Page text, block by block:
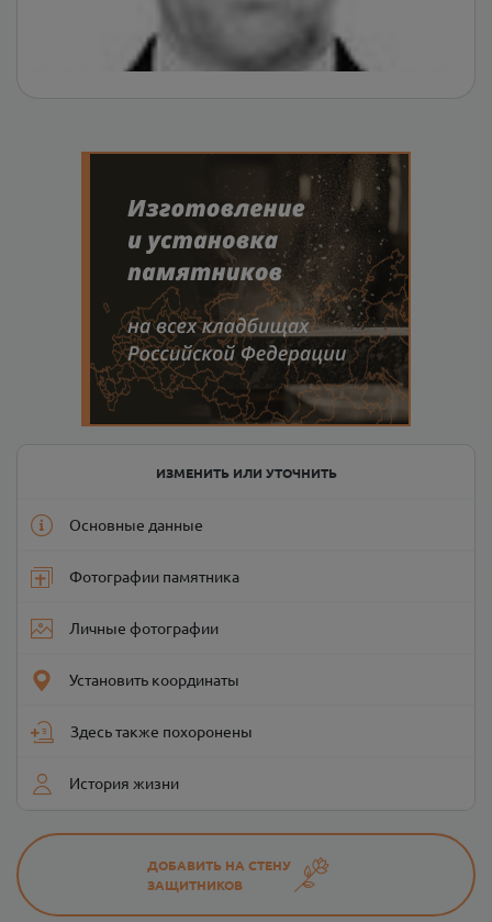
ИЗМЕНИТЬ ИЛИ УТОЧНИТЬ
Основные данные
Фотографии памятника
Личные фотографии
Установить координаты
Здесь также похоронены
История жизни
ДОБАВИТЬ НА СТЕНУ
ЗАЩИТНИКОВ